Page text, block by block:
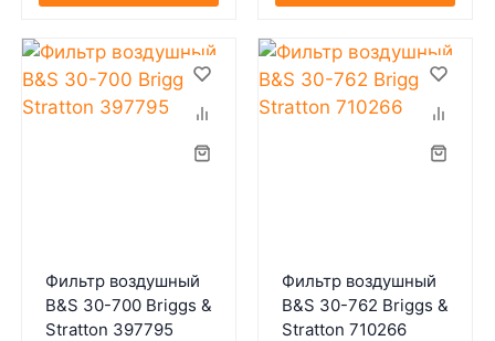
Фильтр воздушный
B&S 30-700 Briggs &
Stratton 397795
Фильтр воздушный
B&S 30-762 Briggs &
Stratton 710266